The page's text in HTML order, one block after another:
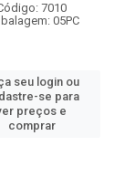
7010
05PC
seu login ou
se para
preços e
comprar